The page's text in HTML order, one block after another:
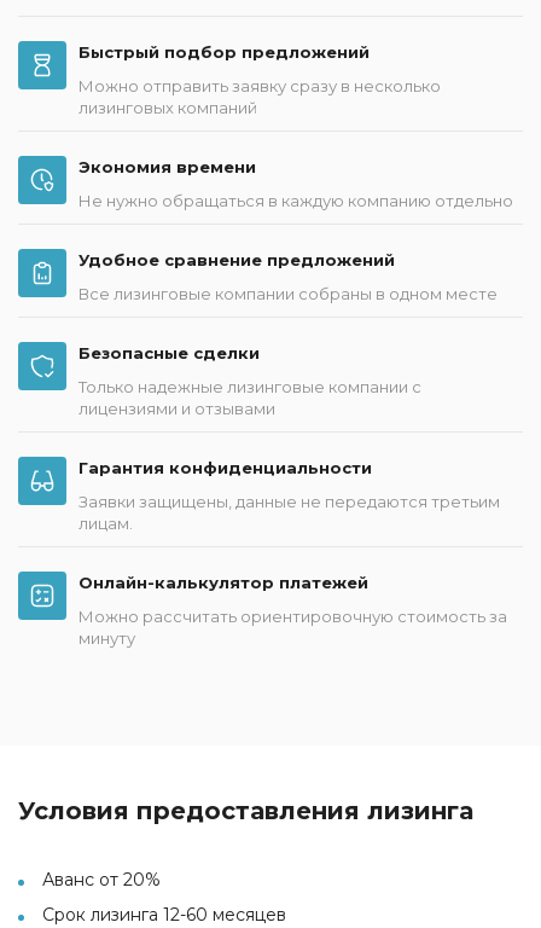
Быстрый подбор предложений
Можно отправить заявку сразу в несколько
лизинговых компаний
Экономия времени
Не нужно обращаться в каждую компанию отдельно
Удобное сравнение предложений
Все лизинговые компании собраны в одном месте
Безопасные сделки
Только надежные лизинговые компании с
лицензиями и отзывами
Гарантия конфиденциальности
Заявки защищены, данные не передаются третьим
лицам.
Онлайн-калькулятор платежей
Можно рассчитать ориентировочную стоимость за
минуту
Условия предоставления лизинга
Аванс от 20%
Срок лизинга 12-60 месяцев